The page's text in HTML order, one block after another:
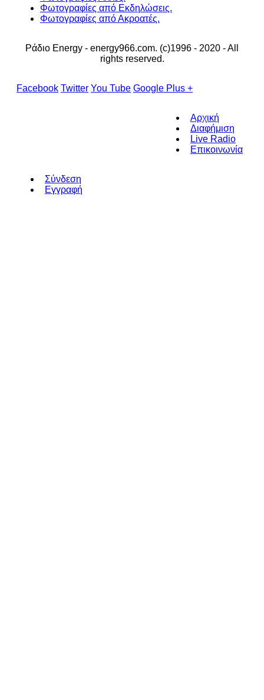
Φωτογραφίες από Εκδηλώσεις.
Φωτογραφίες από Ακροατές.
Ράδιο Energy - energy966.com. (c)1996 - 2020 - All
rights reserved.
Facebook Twitter You Tube Google Plus +
Αρχική
Διαφήμιση
Live Radio
Επικοινωνία
Σύνδεση
Εγγραφή